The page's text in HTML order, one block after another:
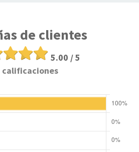
de clientes
5.00 / 5
calificaciones